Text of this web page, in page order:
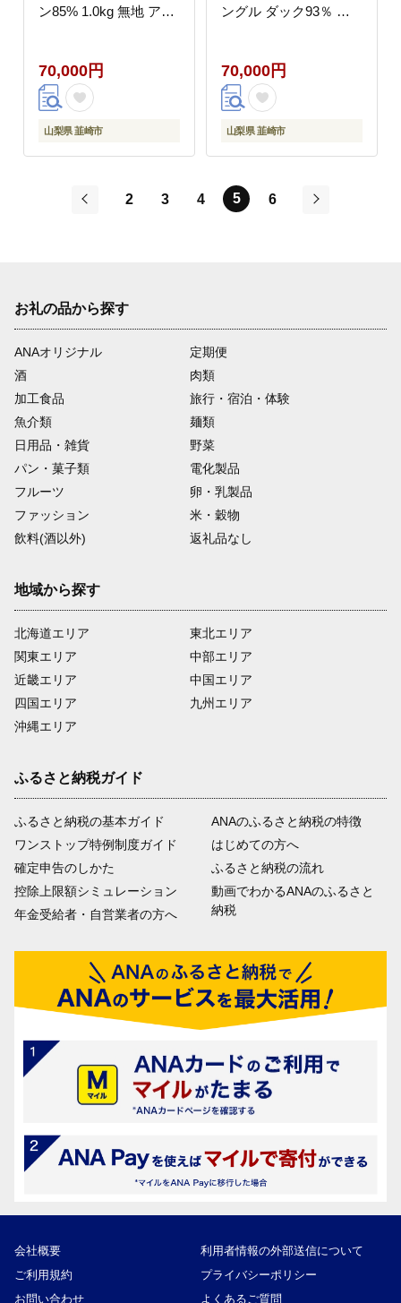
ン85% 1.0kg 無地 アイ
20745444] マンション
タイプ 軽い コインラン
ドリー 掛け布団 ダウン
かけ布団 ふとん 羽毛ふ
70,000円
山梨県 韮崎市
ングル ダック93％ ネ
毛 布団 ふとん アウト
ドア 寝袋 車中泊 キャ
ンプ 防災 ふるさと納税
70,000円
山梨県 韮崎市
2 3 4 5
6
お礼の品から探す
ANAオリジナル
定期便
酒
肉類
加工食品
旅行・宿泊・体験
魚介類
麺類
日用品・雑貨
野菜
パン・菓子類
電化製品
フルーツ
卵・乳製品
ファッション
米・穀物
飲料(酒以外)
返礼品なし
地域から探す
北海道エリア
関東エリア
近畿エリア
四国エリア
沖縄エリア
東北エリア
中部エリア
中国エリア
九州エリア
ふるさと納税ガイド
ふるさと納税の基本ガイド
ワンストップ特例制度ガイド
確定申告のしかた
控除上限額シミュレーション
年金受給者・自営業者の方へ
ANAのふるさと納税の特徴
はじめての方へ
ふるさと納税の流れ
動画でわかるANAのふるさと
納税
会社概要
利用者情報の外部送信について
ご利用規約
プライバシーポリシー
お問い合わせ
よくあるご質問